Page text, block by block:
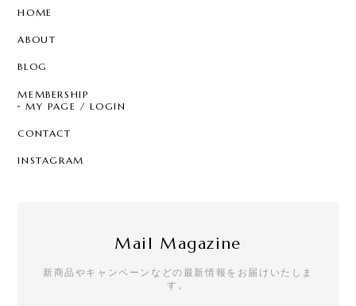
HOME
ABOUT
BLOG
MEMBERSHIP
MY PAGE / LOGIN
CONTACT
INSTAGRAM
Mail Magazine
新商品やキャンペーンなどの最新情報をお届けいたしま
す。